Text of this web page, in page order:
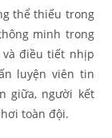
thể thiếu trong
minh trong
và điều tiết nhịp
luyện viên tin
giữa, người kết
toàn đội.